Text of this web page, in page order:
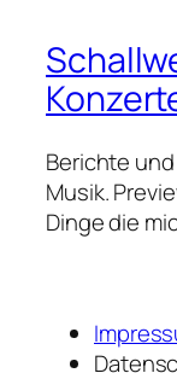
Berichte
Musik.
Dinge die